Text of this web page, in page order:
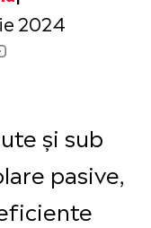
2024
și sub
pasive,